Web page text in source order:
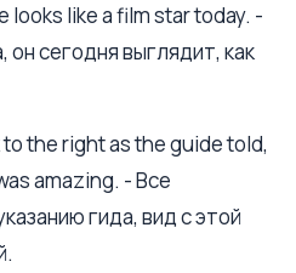
looks like a film star today. -
сегодня выглядит, как
to the right as the guide told,
amazing. - Все
гида, вид с этой